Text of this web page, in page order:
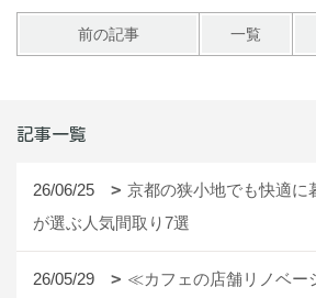
前の記事 一覧
記事一覧
26/06/25
京都の狭小地でも快適に
が選ぶ人気間取り7選
26/05/29
≪カフェの店舗リノベー